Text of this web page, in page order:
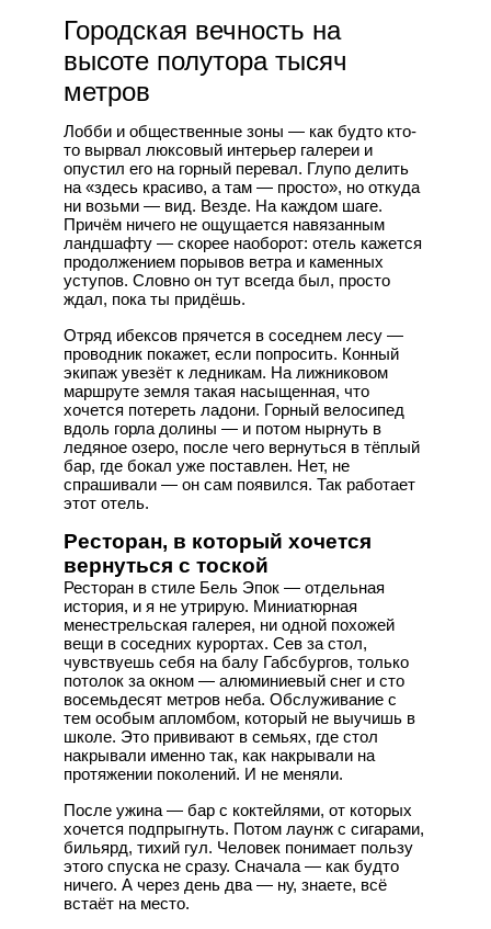
Городская вечность на
высоте полутора тысяч
метров
Лобби и общественные зоны — как будто кто-
то вырвал люксовый интерьер галереи и
опустил его на горный перевал. Глупо делить
на «здесь красиво, а там — просто», но откуда
ни возьми — вид. Везде. На каждом шаге.
Причём ничего не ощущается навязанным
ландшафту — скорее наоборот: отель кажется
продолжением порывов ветра и каменных
уступов. Словно он тут всегда был, просто
ждал, пока ты придёшь.
Отряд ибексов прячется в соседнем лесу —
проводник покажет, если попросить. Конный
экипаж увезёт к ледникам. На лижниковом
маршруте земля такая насыщенная, что
хочется потереть ладони. Горный велосипед
вдоль горла долины — и потом нырнуть в
ледяное озеро, после чего вернуться в тёплый
бар, где бокал уже поставлен. Нет, не
спрашивали — он сам появился. Так работает
этот отель.
Ресторан, в который хочется
вернуться с тоской
Ресторан в стиле Бель Эпок — отдельная
история, и я не утрирую. Миниатюрная
менестрельская галерея, ни одной похожей
вещи в соседних курортах. Сев за стол,
чувствуешь себя на балу Габсбургов, только
потолок за окном — алюминиевый снег и сто
восемьдесят метров неба. Обслуживание с
тем особым апломбом, который не выучишь в
школе. Это прививают в семьях, где стол
накрывали именно так, как накрывали на
протяжении поколений. И не меняли.
После ужина — бар с коктейлями, от которых
хочется подпрыгнуть. Потом лаунж с сигарами,
бильярд, тихий гул. Человек понимает пользу
этого спуска не сразу. Сначала — как будто
ничего. А через день два — ну, знаете, всё
встаёт на место.